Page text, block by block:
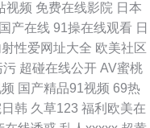
视频 免费在线影院 日本
产在线 91操在线观看 日
性爱网址大全 欧美社区
污 超碰在线公开 AV蜜桃
国产精品91视频 69热
韩 久草123 福利欧美在